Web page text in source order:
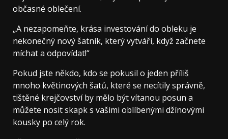
občasné oblečení.
„A nezapomeňte, krása investování do obleku je
nekonečný nový šatník, který vytváří, když začnete
míchat a odpovídat!“
Pokud jste někdo, kdo se pokusil o jeden příliš
mnoho květinových šatů, které se necítily správně,
tištěné krejčovství by mělo být vítanou posun a
můžete nosit skapk s vašimi oblíbenými džínovými
kousky po celý rok.